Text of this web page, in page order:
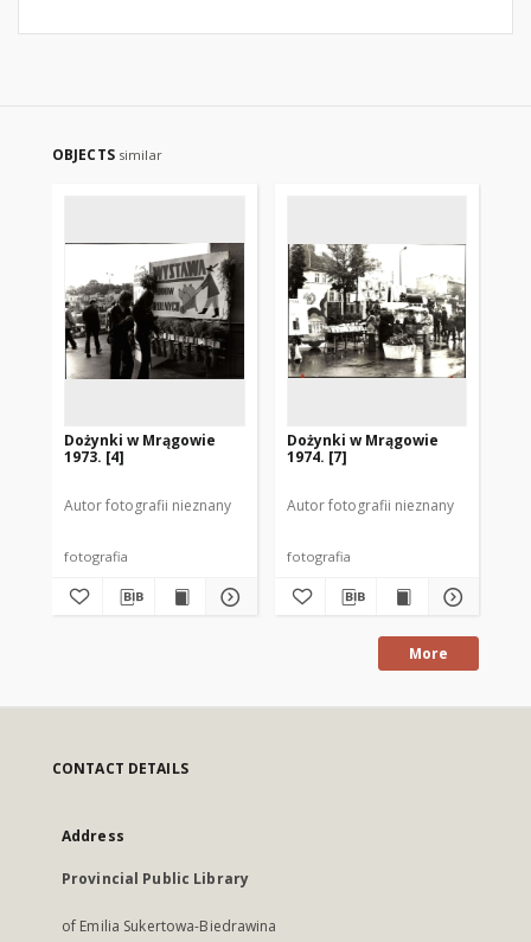
OBJECTS similar
Dożynki w Mrągowie
1973. [4]
Autor fotografii nieznany
fotografia
Dożynki w Mrągowie
1974. [7]
Autor fotografii nieznany
fotografia
More
CONTACT DETAILS
Address
Provincial Public Library
of Emilia Sukertowa-Biedrawina